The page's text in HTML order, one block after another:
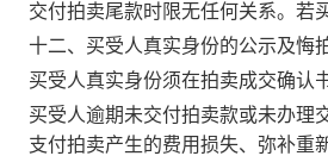
交付拍卖尾款时限无任何关系。若
十二、买受人真实身份的公示及悔
买受人真实身份须在拍卖成交确认
买受人逾期未交付拍卖款或未办理
支付拍卖产生的费用损失、弥补重